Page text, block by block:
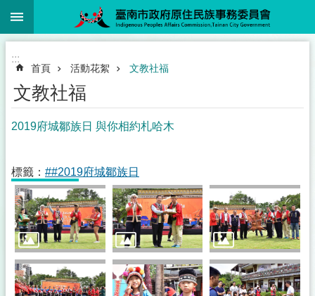
跳到主要內容區塊
:::
首頁 活動花絮 文教社福
文教社福
2019府城鄒族日 與你相約札哈木
標籤： ##2019府城鄒族日